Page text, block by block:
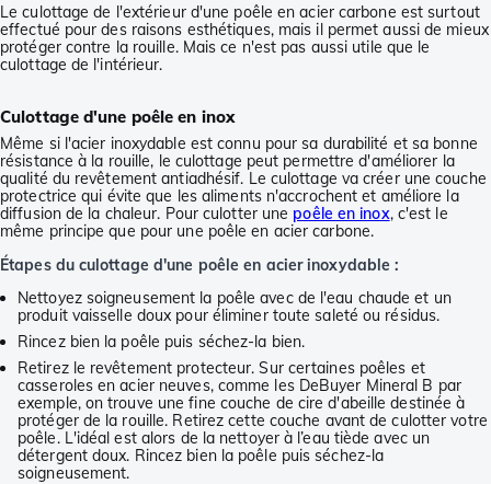
Le culottage de l'extérieur d'une poêle en acier carbone est surtout
effectué pour des raisons esthétiques, mais il permet aussi de mieux
protéger contre la rouille. Mais ce n'est pas aussi utile que le
culottage de l'intérieur.
Culottage d'une poêle en inox
Même si l'acier inoxydable est connu pour sa durabilité et sa bonne
résistance à la rouille, le culottage peut permettre d'améliorer la
qualité du revêtement antiadhésif. Le culottage va créer une couche
protectrice qui évite que les aliments n'accrochent et améliore la
diffusion de la chaleur. Pour culotter une poêle en inox, c'est le
même principe que pour une poêle en acier carbone.
Étapes du culottage d'une poêle en acier inoxydable :
Nettoyez soigneusement la poêle avec de l'eau chaude et un
produit vaisselle doux pour éliminer toute saleté ou résidus.
Rincez bien la poêle puis séchez-la bien.
Retirez le revêtement protecteur. Sur certaines poêles et
casseroles en acier neuves, comme les DeBuyer Mineral B par
exemple, on trouve une fine couche de cire d'abeille destinée à
protéger de la rouille. Retirez cette couche avant de culotter votre
poêle. L'idéal est alors de la nettoyer à l’eau tiède avec un
détergent doux. Rincez bien la poêle puis séchez-la
soigneusement.